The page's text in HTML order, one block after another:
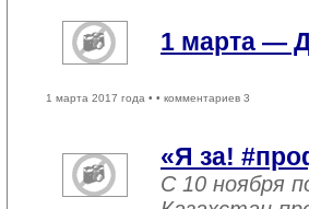
1 марта —
1 марта 2017 года • • комментариев 3
«Я за!
С 10 ноября